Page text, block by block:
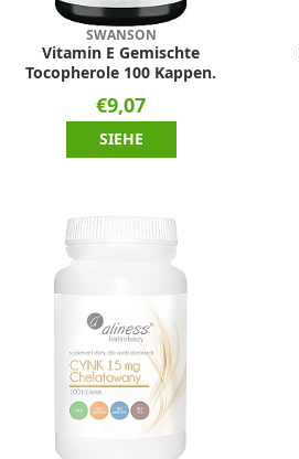
SWANSON
Vitamin E Gemischte
Tocopherole 100 Kappen.
€9,07
SIEHE